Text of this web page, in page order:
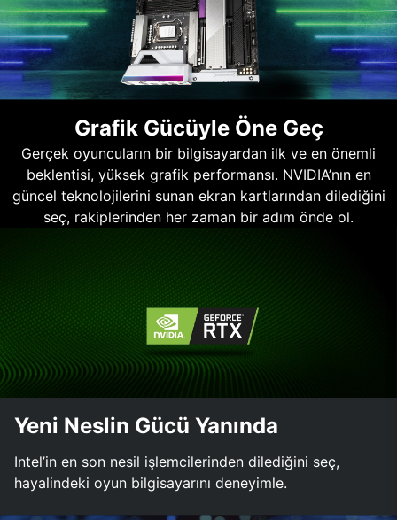
Grafik Gücüyle Öne Geç
Gerçek oyuncuların bir bilgisayardan ilk ve en önemli
beklentisi, yüksek grafik performansı. NVIDIA’nın en
güncel teknolojilerini sunan ekran kartlarından dilediğini
seç, rakiplerinden her zaman bir adım önde ol.
Yeni Neslin Gücü Yanında
Intel’in en son nesil işlemcilerinden dilediğini seç,
hayalindeki oyun bilgisayarını deneyimle.